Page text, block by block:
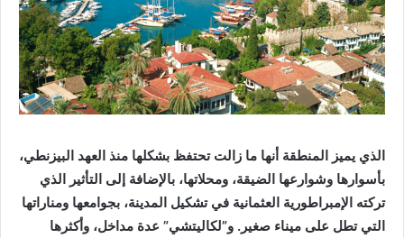
الذي يميز المنطقة أنها ما زالت تحتفظ بشكلها منذ العهد البيزنطي،
بأسوارها وشوارعها الضيقة، ومحلاتها، بالإضافة إلى التأثير الذي
تركته الإمبراطورية العثمانية في تشكيل المدينة، بجوامعها ومناراتها
التي تطل على ميناء صغير. و”لكاليتشي” عدة مداخل، وأكثرها